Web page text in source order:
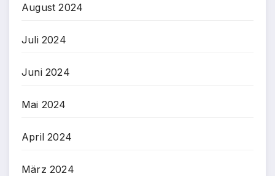
August 2024
Juli 2024
Juni 2024
Mai 2024
April 2024
März 2024